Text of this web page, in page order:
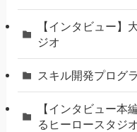
【インタビュー】
ジオ
スキル開発プログ
【インタビュー本
るヒーロースタジ